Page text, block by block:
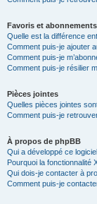
Favoris et abonnements
Quelle est la différence
Comment puis-je ajouter
Comment puis-je
Comment puis-je résilier
Pièces jointes
Quelles pièces jointes
Comment puis-je
À propos de phpBB
Qui a développé ce
Pourquoi la fonctionnalité
Qui dois-je contacter à
Comment puis-je